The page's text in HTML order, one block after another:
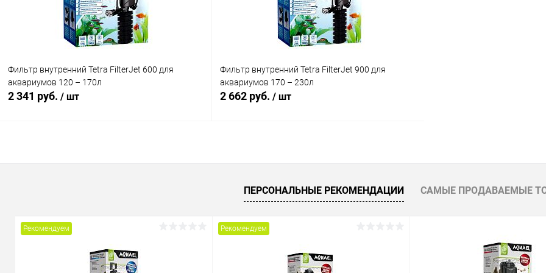
Фильтр внутренний Tetra FilterJet 600 для
аквариумов 120 – 170л
2 341 руб. / шт
Фильтр внутренний Tetra FilterJet 900 для
аквариумов 170 – 230л
2 662 руб. / шт
В наличии
ПЕРСОНАЛЬНЫЕ РЕКОМЕНДАЦИИ САМЫЕ ПРОДАВАЕМЫЕ
Рекомендуем Рекомендуем